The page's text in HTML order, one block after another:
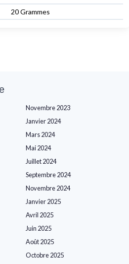
20 Grammes
Novembre 2023
Janvier 2024
Mars 2024
Mai 2024
Juillet 2024
Septembre 2024
Novembre 2024
Janvier 2025
Avril 2025
Juin 2025
Août 2025
Octobre 2025